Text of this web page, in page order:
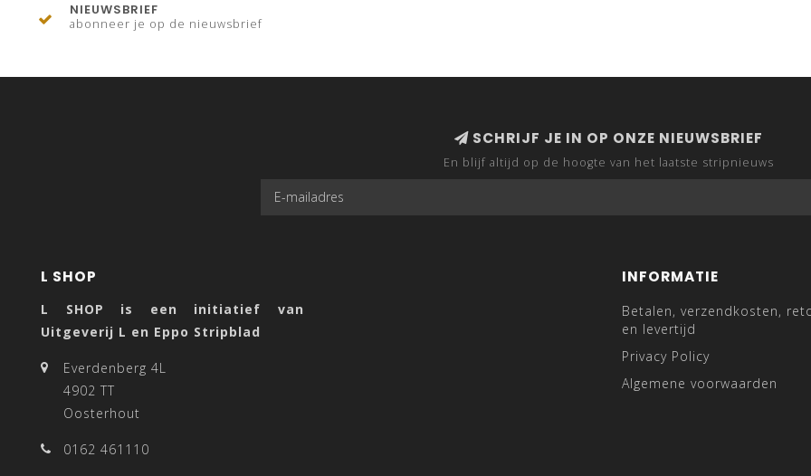
NIEUWSBRIEF
abonneer je op de nieuwsbrief
SCHRIJF JE IN OP ONZE NIEUWSBRIEF
En blijf altijd op de hoogte van het laatste stripnieuws
L SHOP
L SHOP is een initiatief van
Uitgeverij L en Eppo Stripblad
Everdenberg 4L
4902 TT
Oosterhout
0162 461110
INFORMATIE
Betalen, verzendkosten,
en levertijd
Privacy Policy
Algemene voorwaarden